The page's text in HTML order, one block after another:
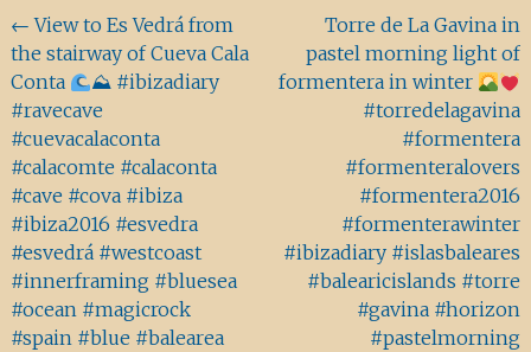
Beitragsnavigation
← View to Es Vedrá from
the stairway of Cueva Cala
Conta
⛰ #ibizadiary
#ravecave
#cuevacalaconta
#calacomte #calaconta
#cave #cova #ibiza
#ibiza2016 #esvedra
#esvedrá #westcoast
#innerframing #bluesea
#ocean #magicrock
#spain #blue #balearea
Torre de La Gavina in
pastel morning light of
formentera in winter
#torredelagavina
#formentera
#formenteralovers
#formentera2016
#formenterawinter
#ibizadiary #islasbaleares
#balearicislands #torre
#gavina #horizon
#pastelmorning